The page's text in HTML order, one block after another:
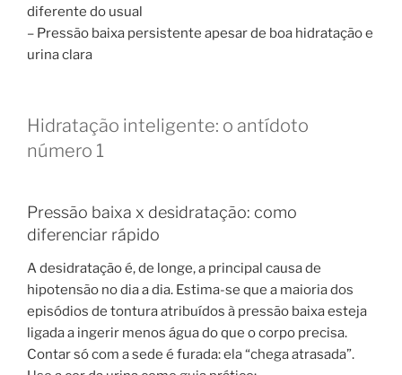
diferente do usual
– Pressão baixa persistente apesar de boa hidratação e
urina clara
Hidratação inteligente: o antídoto
número 1
Pressão baixa x desidratação: como
diferenciar rápido
A desidratação é, de longe, a principal causa de
hipotensão no dia a dia. Estima-se que a maioria dos
episódios de tontura atribuídos à pressão baixa esteja
ligada a ingerir menos água do que o corpo precisa.
Contar só com a sede é furada: ela “chega atrasada”.